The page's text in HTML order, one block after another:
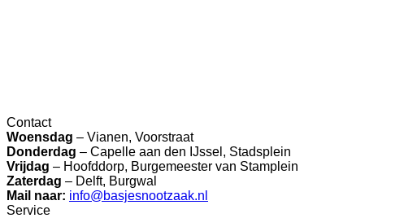
Contact
Woensdag – Vianen, Voorstraat
Donderdag – Capelle aan den IJssel, Stadsplein
Vrijdag – Hoofddorp, Burgemeester van Stamplein
Zaterdag – Delft, Burgwal
Mail naar: info@basjesnootzaak.nl
Service